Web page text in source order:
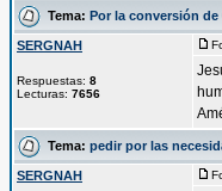
Tema: Por la conversión de
SERGNAH
Respuestas: 8
Lecturas: 7656
Tema: pedir por las
SERGNAH